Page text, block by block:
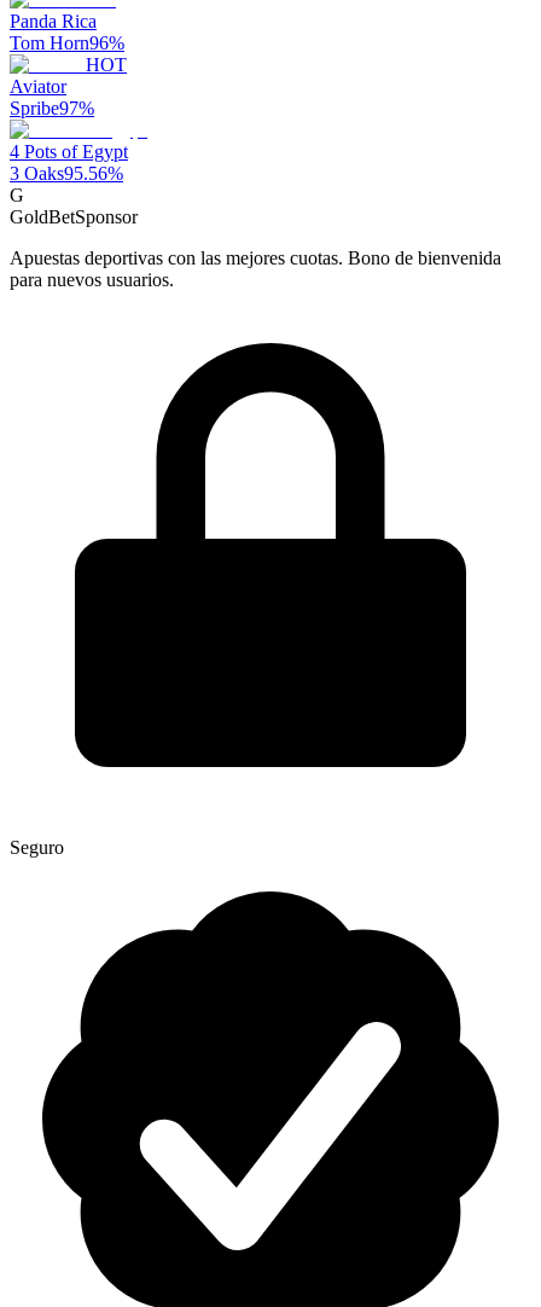
Panda Rica
Tom Horn96%
HOT
Aviator
Spribe97%
4 Pots of Egypt
3 Oaks95.56%
G
GoldBetSponsor
Apuestas deportivas con las mejores cuotas. Bono de bienvenida
para nuevos usuarios.
Seguro